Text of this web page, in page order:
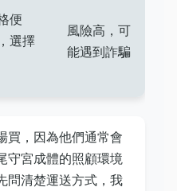
便
選擇
風險高，可
能遇到詐騙
買，因為他們通常會
守宮成體的照顧環境
問清楚運送方式，我